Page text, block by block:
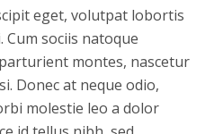
eget, volutpat lobortis
Cum sociis natoque
montes, nascetur
Donec at neque odio,
molestie leo a dolor